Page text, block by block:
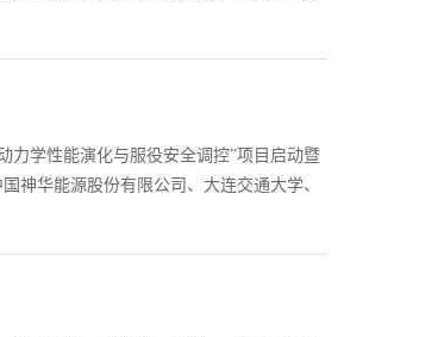
力学性能演化与服役安全调控”项目启动暨
神华能源股份有限公司、大连交通大学、